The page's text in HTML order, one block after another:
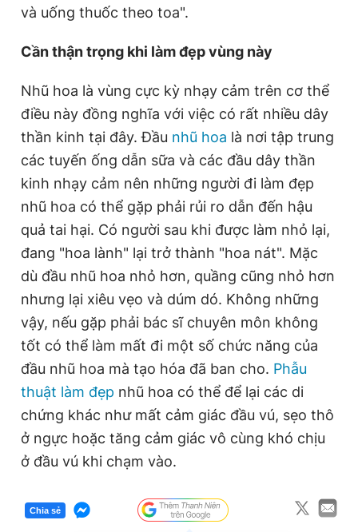
và uống thuốc theo toa".
Cần thận trọng khi làm đẹp vùng này
Nhũ hoa là vùng cực kỳ nhạy cảm trên cơ thể
điều này đồng nghĩa với việc có rất nhiều dây
thần kinh tại đây. Đầu nhũ hoa là nơi tập trung
các tuyến ống dẫn sữa và các đầu dây thần
kinh nhạy cảm nên những người đi làm đẹp
nhũ hoa có thể gặp phải rủi ro dẫn đến hậu
quả tai hại. Có người sau khi được làm nhỏ lại,
đang "hoa lành" lại trở thành "hoa nát". Mặc
dù đầu nhũ hoa nhỏ hơn, quầng cũng nhỏ hơn
nhưng lại xiêu vẹo và dúm dó. Không những
vậy, nếu gặp phải bác sĩ chuyên môn không
tốt có thể làm mất đi một số chức năng của
đầu nhũ hoa mà tạo hóa đã ban cho. Phẫu
thuật làm đẹp nhũ hoa có thể để lại các di
chứng khác như mất cảm giác đầu vú, sẹo thô
ở ngực hoặc tăng cảm giác vô cùng khó chịu
ở đầu vú khi chạm vào.
Chia sẻ